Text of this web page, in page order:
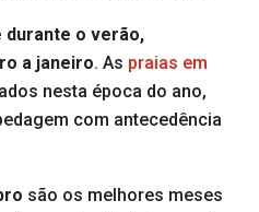
durante o verão,
a janeiro. As praias em
nesta época do ano,
com antecedência
são os melhores meses